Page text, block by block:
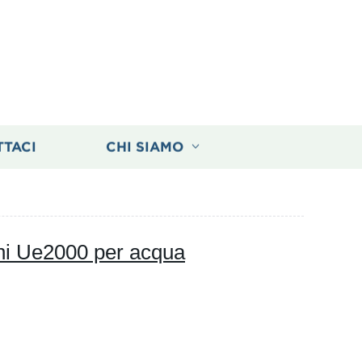
CHI SIAMO
Ue2000 per acqua